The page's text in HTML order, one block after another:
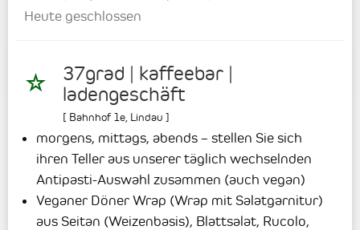
Heute geschlossen
37grad | kaffeebar |
ladengeschäft
[ Bahnhof 1e Lindau ]
morgens, mittags, abends – stellen Sie sich
ihren Teller aus unserer täglich wechselnden
Antipasti-Auswahl zusammen (auch vegan)
Veganer Döner Wrap (Wrap mit Salatgarnitur)
aus Seitan (Weizenbasis), Blattsalat, Rucolo,